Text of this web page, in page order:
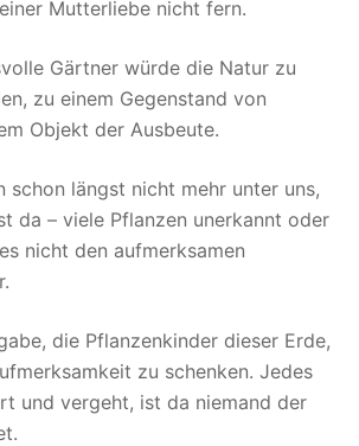
Mutterliebe nicht fern.
Gärtner würde die Natur zu
zu einem Gegenstand von
Objekt der Ausbeute.
schon längst nicht mehr unter uns,
da – viele Pflanzen unerkannt oder
nicht den aufmerksamen
die Pflanzenkinder dieser Erde,
zu schenken. Jedes
und vergeht, ist da niemand der